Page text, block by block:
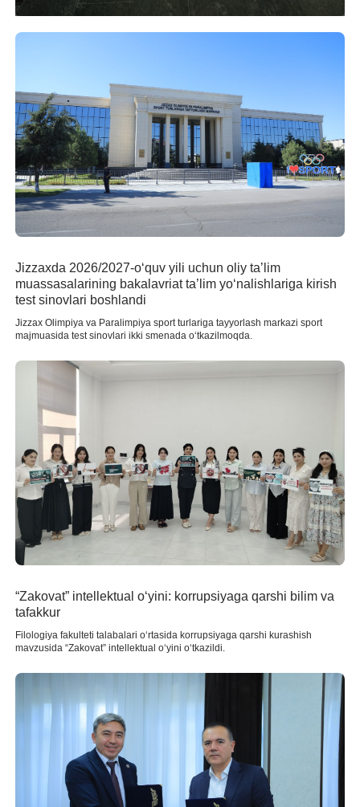
Jizzaxda 2026/2027-o‘quv yili uchun oliy ta’lim
muassasalarining bakalavriat ta’lim yo‘nalishlariga kirish
test sinovlari boshlandi
Jizzax Olimpiya va Paralimpiya sport turlariga tayyorlash markazi sport
majmuasida test sinovlari ikki smenada o‘tkazilmoqda.
“Zakovat” intellektual o‘yini: korrupsiyaga qarshi bilim va
tafakkur
Filologiya fakulteti talabalari o‘rtasida korrupsiyaga qarshi kurashish
mavzusida “Zakovat” intellektual o‘yini o‘tkazildi.